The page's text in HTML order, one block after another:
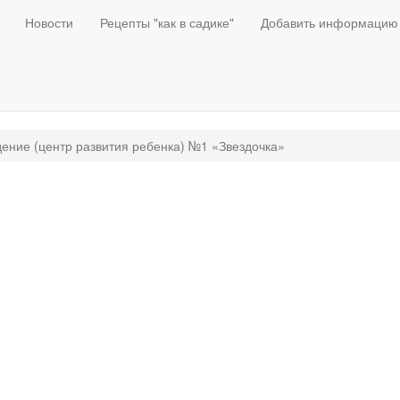
Новости Рецепты "как в садике" Добавить
(центр развития ребенка) №1 «Звездочка»